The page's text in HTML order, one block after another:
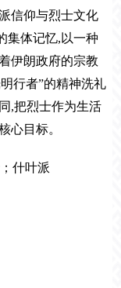
信仰与烈士文化
集体记忆,以一种
伊朗政府的宗教
行者”的精神洗礼
,把烈士作为生活
心目标。
什叶派